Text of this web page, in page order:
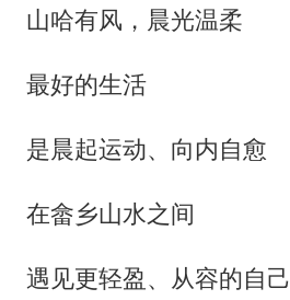
山哈有风，晨光温柔
最好的生活
是晨起运动、向内自愈
在畲乡山水之间
遇见更轻盈、从容的自己